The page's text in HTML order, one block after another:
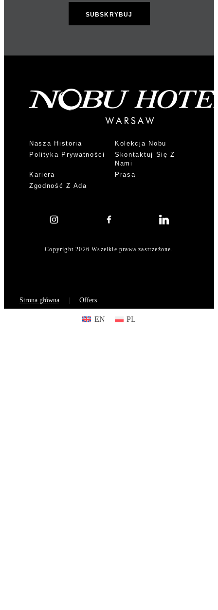
Nasza Historia
Kolekcja Nobu
Polityka Prywatności
Skontaktuj Się Z
Nami
Kariera
Prasa
Zgodność Z Ada
Copyright 2026 Wszelkie prawa zastrzeżone.
Strona główna Offers
EN PL